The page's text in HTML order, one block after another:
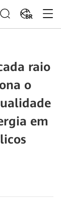
BR
raio
o
em